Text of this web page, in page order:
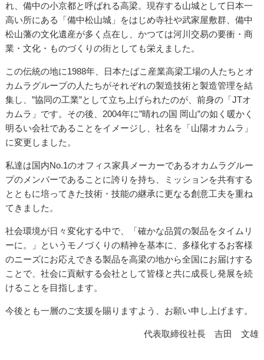
れ、備中の小京都と呼ばれる高梁。現存する山城として日本一
高い所にある「備中松山城」をはじめ寺社や武家屋敷群、備中
松山藩の文化遺産が多く点在し、かつては河川交易の要衝・商
業・文化・ものづくりの街としても栄えました。
この伝統の地に1988年、日本たばこ産業高梁工場の人たちとオ
カムラグループの人たちがそれぞれの製造技術と製造管理を結
集し、”協同の工業”として立ち上げられたのが、前身の「JTオ
カムラ」です。その後、2004年に”晴れの国 岡山”の如く暖かく
明るい会社であることをイメージし、社名を「山陽オカムラ」
に変更しました。
私達は国内No.1のオフィス家具メーカーであるオカムラグルー
プのメンバーであることに誇りを持ち、ミッションを共有する
とともに培ってきた技術・技能の継承に更なる創意工夫を重ね
てきました。
社会環境が日々変化する中で、「確かな品質の製品をタイムリ
ーに。」というモノづくりの精神を基本に、多様化するお客様
のニーズにお応えできる製品を高梁の地から全国にお届けする
ことで、社会に貢献する会社として皆様と共に成長し発展を続
けることを目指します。
今後とも一層のご支援を賜りますよう、お願い申し上げます。
代表取締役社長 吉田 文雄